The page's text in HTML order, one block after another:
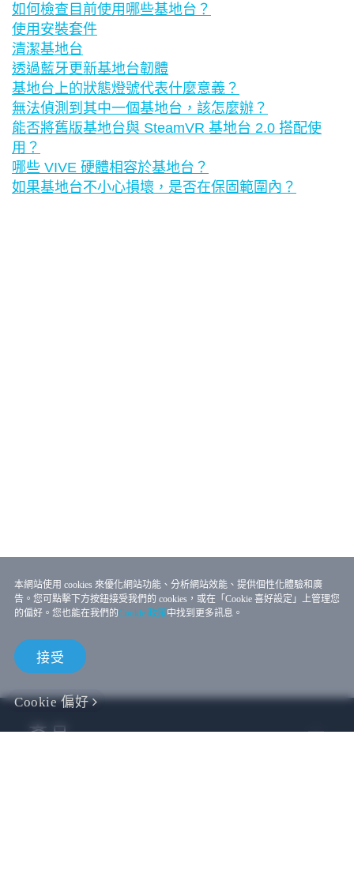
如何檢查目前使用哪些基地台？
使用安裝套件
清潔基地台
透過藍牙更新基地台韌體
基地台上的狀態燈號代表什麼意義？
無法偵測到其中一個基地台，該怎麼辦？
能否將舊版基地台與 SteamVR 基地台 2.0 搭配使
用？
哪些 VIVE 硬體相容於基地台？
如果基地台不小心損壞，是否在保固範圍內？
本網站使用 cookies 來優化網站功能、分析網站效能、提供個性化體驗和廣
告。您可點擊下方按鈕接受我們的 cookies，或在「Cookie 喜好設定」上管理您
的偏好。您也能在我們的Cookie 政策中找到更多訊息。
接受
Cookie 偏好
產品